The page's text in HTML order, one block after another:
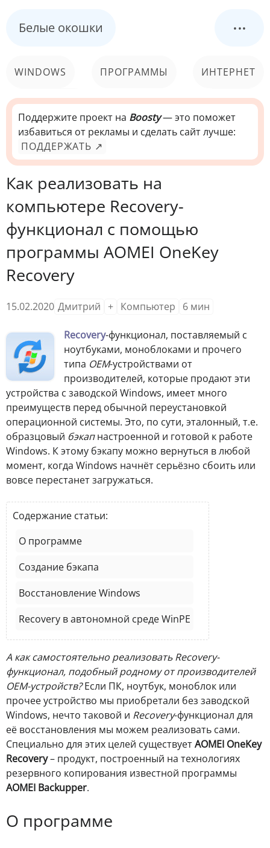
Белые окошки ...
WINDOWS ПРОГРАММЫ ИНТЕРНЕТ
КОМПЬЮТЕР
СИСТЕМА
Поддержите проект на Boosty— это поможет
избавиться от рекламы и сделать сайт лучше:
ПОДДЕРЖАТЬ ↗
Как реализовать на
компьютере Recovery-
функционал с помощью
программы AOMEI OneKey
Recovery
15.02.2020 Дмитрий + Компьютер 6 мин
Recovery-функционал, поставляемый с
ноутбуками, моноблоками и прочего
типа OEM-устройствами от
производителей, которые продают эти
устройства с заводской Windows, имеет много
преимуществ перед обычной переустановкой
операционной системы. Это, по сути, эталонный, т.е.
образцовый бэкапнастроенной и готовой к работе
Windows. К этому бэкапу можно вернуться в любой
момент, когда Windows начнёт серьёзно сбоить или
вовсе перестанет загружаться.
Содержание статьи:
О программе
Создание бэкапа
Восстановление Windows
Recovery в автономной среде WinPE
А как самостоятельно реализовать Recovery-
функционал, подобный родному от производителей
OEM-устройств?Если ПК, ноутбук, моноблок или
прочее устройство мы приобретали без заводской
Windows, нечто таковой и Recovery-функционал для
её восстановления мы можем реализовать сами.
Специально для этих целей существуетAOMEI OneKey
Recovery– продукт, построенный на технологиях
резервного копирования известной программы
AOMEI Backupper.
О программе